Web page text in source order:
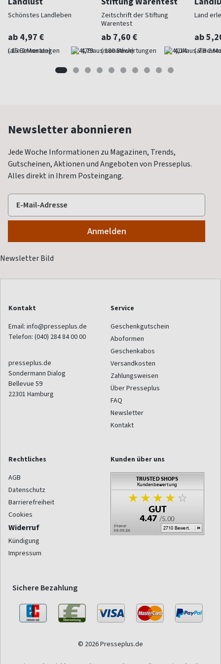
Schönstes Landleben
ab 4,97 €
(alle 2 Monate) 4,79
Zeitschrift der Stiftung
Warentest
ab 7,60 €
(monatlich) 4,14
Land
ab
(alle 2
Newsletter abonnieren
Jede Woche Informationen zu Magazinen, Trends,
Gutscheinen, Aktionen und Angeboten von Presseplus.
Alles direkt in Ihrem Posteingang.
Kontakt
Email: info@presseplus.de
Telefon: (040) 284 84 00 00
presseplus.de
Sondermann Dialog
Bellevue 59
22301 Hamburg
Service
Geschenkgutschein
Aboformen
Geschenkabos
Versandkosten
Zahlungsweisen
Über Presseplus
FAQ
Newsletter
Kontakt
Rechtliches
AGB
Datenschutz
Barrierefreiheit
Cookies
Widerruf
Kündigung
Impressum
Kunden über uns
Sichere Bezahlung
© 2026 Presseplus.de